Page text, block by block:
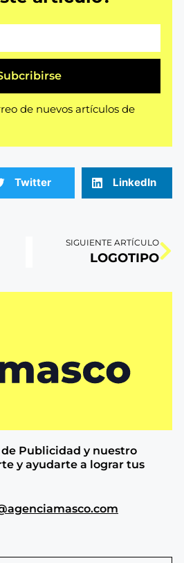
de nuevos artículos de
Twitter LinkedIn
SIGUIENTE ARTÍCULO
LOGOTIPO
Publicidad y nuestro
y ayudarte a lograr tus